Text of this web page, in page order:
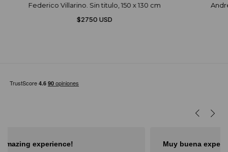
Federico Villarino. Sin titulo, 150 x 130 cm
$2750 USD
Muy buena experiencia